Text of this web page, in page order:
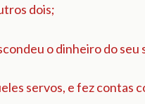
dois;
o dinheiro do seu
servos, e fez contas